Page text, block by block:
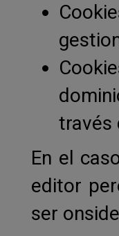
través
En el
editor
ser